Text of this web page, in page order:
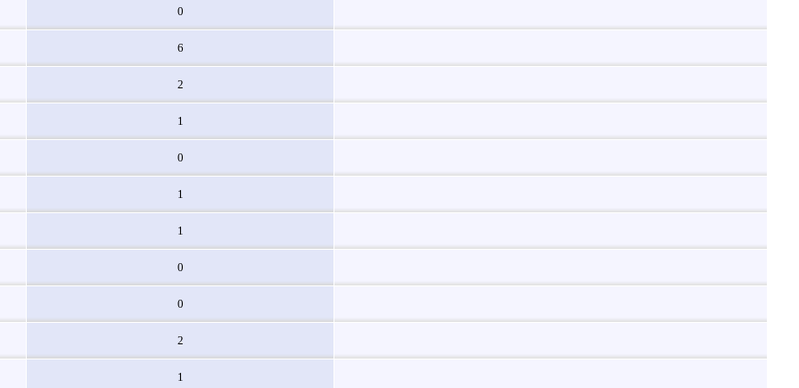
0
6
2
1
0
1
1
0
0
2
1